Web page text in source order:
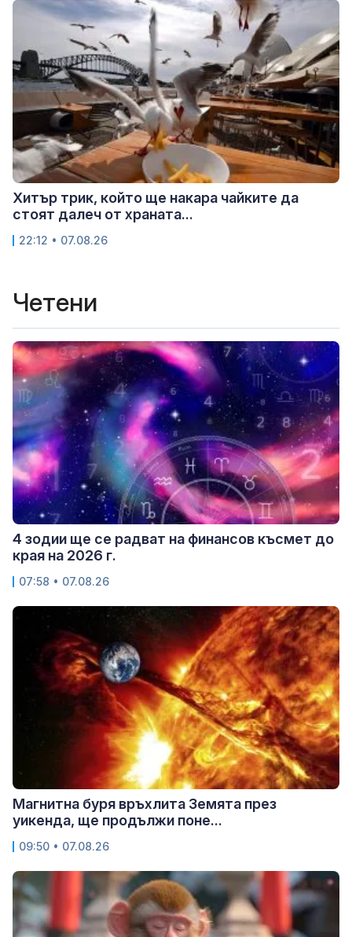
Хитър трик, който ще накара чайките да
стоят далеч от храната...
22:12 • 07.08.26
Четени
4 зодии ще се радват на финансов късмет до
края на 2026 г.
07:58 • 07.08.26
Магнитна буря връхлита Земята през
уикенда, ще продължи поне...
09:50 • 07.08.26